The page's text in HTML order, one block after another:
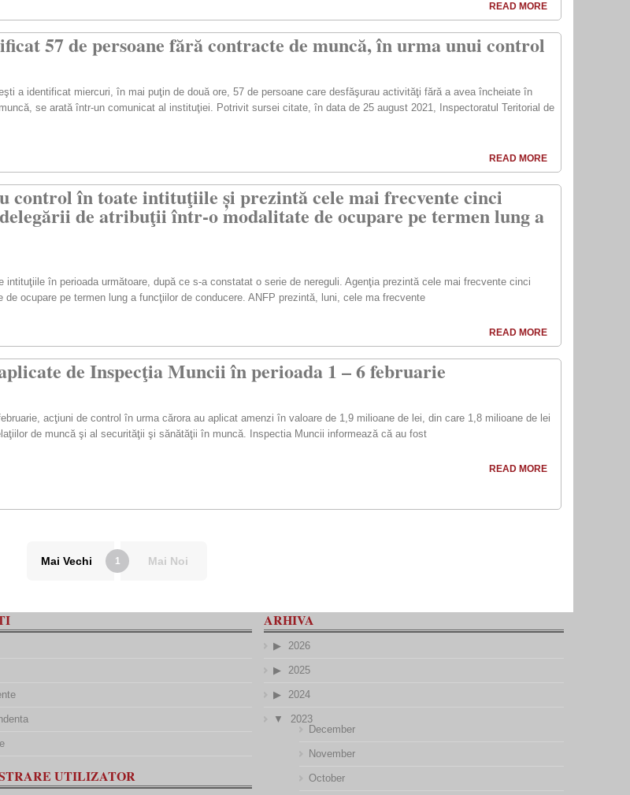
READ MORE
57 de persoane fără contracte de muncă, în urma unui control
a identificat miercuri, în mai puţin de două ore, 57 de persoane care desfăşurau activităţi fără a avea încheiate în
se arată într-un comunicat al instituţiei. Potrivit sursei citate, în data de 25 august 2021, Inspectoratul Teritorial de
READ MORE
în toate intituţiile și prezintă cele mai frecvente cinci
de atribuţii într-o modalitate de ocupare pe termen lung a
în perioada următoare, după ce s-a constatat o serie de nereguli. Agenţia prezintă cele mai frecvente cinci
ocupare pe termen lung a funcţiilor de conducere. ANFP prezintă, luni, cele ma frecvente
READ MORE
de Inspecţia Muncii în perioada 1 – 6 februarie
acţiuni de control în urma cărora au aplicat amenzi în valoare de 1,9 milioane de lei, din care 1,8 milioane de lei
de muncă şi al securităţii şi sănătăţii în muncă. Inspectia Muncii informează că au fost
READ MORE
Mai Vechi 1 Mai Noi
UTILIZATOR
ARHIVA
2026
2025
2024
2023
December
November
October